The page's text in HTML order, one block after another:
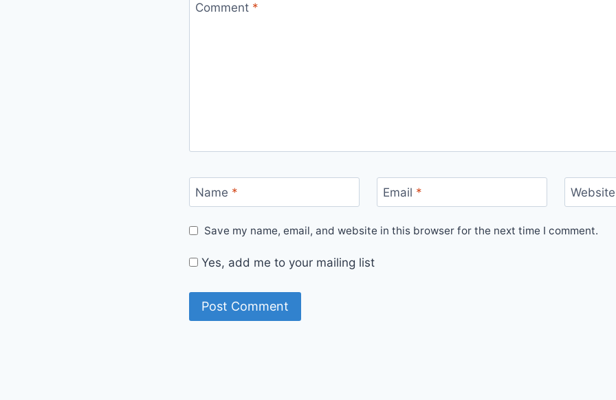
Comment *
Name * Email * Website
Save my name, email, and website in this browser for the next time I comment.
Yes, add me to your mailing list